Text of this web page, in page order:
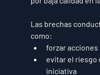
Las brechas
como:
forzar
evitar el riesgo
iniciativa